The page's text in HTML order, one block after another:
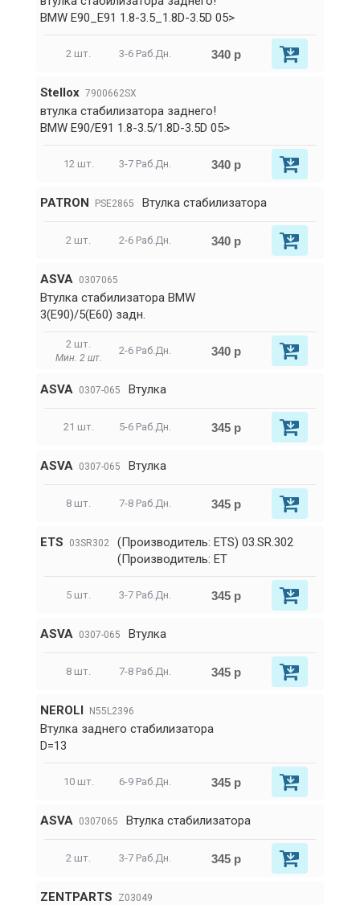
BMW E90_E91 1.8-3.5_1.8D-3.5D 05>
2 шт. 3-6 Раб.Дн. 340 р
Stellox 7900662SX
втулка стабилизатора заднего!
BMW E90/E91 1.8-3.5/1.8D-3.5D 05>
12 шт. 3-7 Раб.Дн. 340 р
PATRON PSE2865 Втулка стабилизатора
2 шт. 2-6 Раб.Дн. 340 р
ASVA 0307065
Втулка стабилизатора BMW
3(E90)/5(E60) задн.
2 шт.
Мин. 2 шт.
2-6 Раб.Дн. 340 р
ASVA 0307-065 Втулка
21 шт. 5-6 Раб.Дн. 345 р
ASVA 0307-065 Втулка
8 шт. 7-8 Раб.Дн. 345 р
ETS 03SR302
(Производитель: ETS) 03.SR.302
(Производитель: ET
5 шт. 3-7 Раб.Дн. 345 р
ASVA 0307-065 Втулка
8 шт. 7-8 Раб.Дн. 345 р
NEROLI N55L2396
Втулка заднего стабилизатора
D=13
10 шт. 6-9 Раб.Дн. 345 р
ASVA 0307065 Втулка стабилизатора
2 шт. 3-7 Раб.Дн. 345 р
ZENTPARTS Z03049